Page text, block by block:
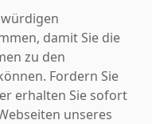
damit Sie die
zu den
Fordern Sie
erhalten Sie sofort
unseres